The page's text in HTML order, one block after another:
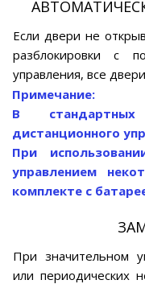
Если двери не
разблокировки с
управления, все
Примечание:
В
дистанционного
При
управлением
комплекте с
При значительном
или периодических